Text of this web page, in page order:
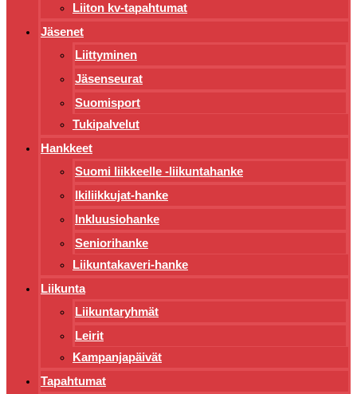
Liiton kv-tapahtumat
Jäsenet
Liittyminen
Jäsenseurat
Suomisport
Tukipalvelut
Hankkeet
Suomi liikkeelle -liikuntahanke
Ikiliikkujat-hanke
Inkluusiohanke
Seniorihanke
Liikuntakaveri-hanke
Liikunta
Liikuntaryhmät
Leirit
Kampanjapäivät
Tapahtumat